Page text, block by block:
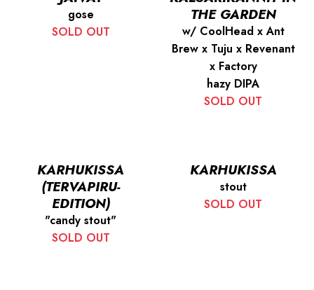
gose
SOLD OUT
THE GARDEN
w/ CoolHead x Ant
Brew x Tuju x Revenant
x Factory
hazy DIPA
SOLD OUT
KARHUKISSA
(TERVAPIRU-
EDITION)
"candy stout"
SOLD OUT
KARHUKISSA
stout
SOLD OUT